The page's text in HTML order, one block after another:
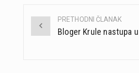
Post
navigation
PRETHODNI ČLANAK
Bloger Krule nastupa